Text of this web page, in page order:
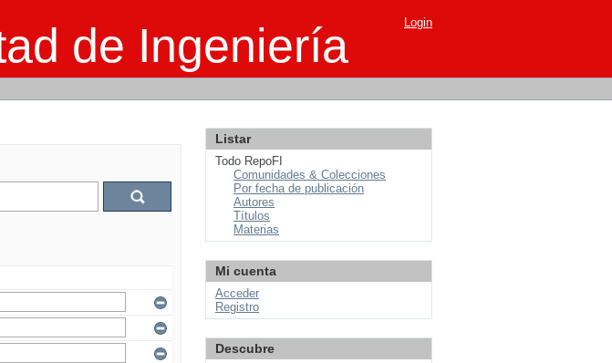
de Ingeniería Login
Listar
Todo RepoFI
Comunidades & Colecciones
Por fecha de publicación
Autores
Títulos
Materias
Mi cuenta
Acceder
Registro
Descubre